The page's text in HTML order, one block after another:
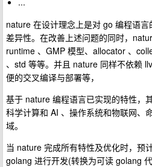
nature 在设计理念上是对 go 编程语
差异性。在改善上述问题的同时，
runtime 、GMP 模型、allocator 、
、std 等等。并且 nature 同样不依赖
便的交叉编译与部署等，
基于 nature 编程语言已实现的特性，
科学计算和 AI 、操作系统和物联网、
域。
当 nature 完成所有特性及优化时，预
golang 进行开发(转换为可读 golang